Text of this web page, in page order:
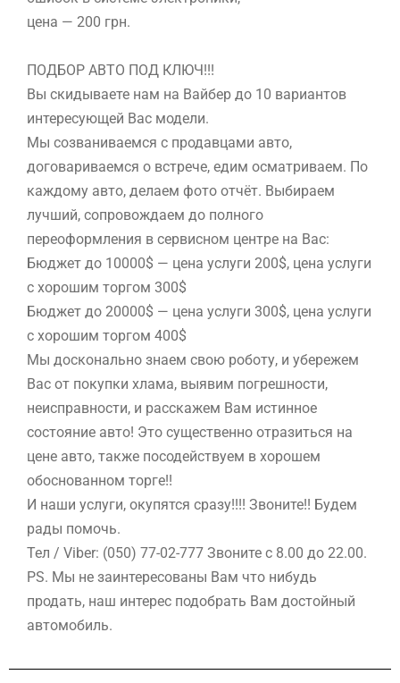
цена — 200 грн.
ПОДБОР АВТО ПОД КЛЮЧ!!!
Вы скидываете нам на Вайбер до 10 вариантов
интересующей Вас модели.
Мы созваниваемся с продавцами авто,
договариваемся о встрече, едим осматриваем. По
каждому авто, делаем фото отчёт. Выбираем
лучший, сопровождаем до полного
переоформления в сервисном центре на Вас:
Бюджет до 10000$ — цена услуги 200$, цена услуги
с хорошим торгом 300$
Бюджет до 20000$ — цена услуги 300$, цена услуги
с хорошим торгом 400$
Мы досконально знаем свою роботу, и убережем
Вас от покупки хлама, выявим погрешности,
неисправности, и расскажем Вам истинное
состояние авто! Это существенно отразиться на
цене авто, также посодействуем в хорошем
обоснованном торге!!
И наши услуги, окупятся сразу!!!! Звоните!! Будем
рады помочь.
Тел / Viber: (050) 77-02-777 Звоните с 8.00 до 22.00.
PS. Мы не заинтересованы Вам что нибудь
продать, наш интерес подобрать Вам достойный
автомобиль.